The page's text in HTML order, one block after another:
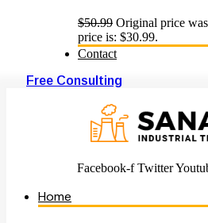
$50.99 Original price
price is: $30.99.
Contact
Free Consulting
Facebook-f Twitter
Home